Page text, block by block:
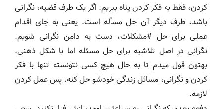
کردن، فقط به فکر کردن پناه ببریم. اگر یک طرف قضیه، نگرانی
باشد، طرف دیگر آن حل مسأله است. یعنی به جای اقدام
عملی برای حل #مشکلات، دست به دامن نگرانی شویم.
نگرانی در اصل تلاشیه برای حل مسئله اما با شکل ذهنی.
بهتون قول میدم تا به حال هیچ کسی نتونسته تنها با فکر
کردن و نگرانی، مسائل زندگی خودشو حل کنه. پس عمل کردن
لازمه.